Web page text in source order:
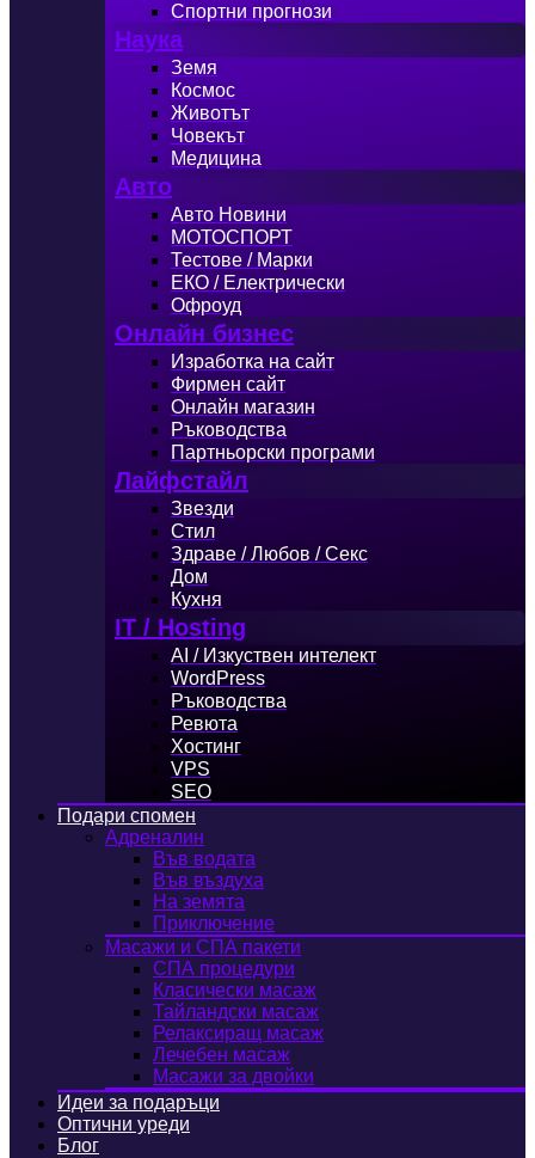
Спортни прогнози
Наука
Земя
Космос
Животът
Човекът
Медицина
Авто
Авто Новини
МОТОСПОРТ
Тестове / Марки
ЕКО / Електрически
Офроуд
Онлайн бизнес
Изработка на сайт
Фирмен сайт
Онлайн магазин
Ръководства
Партньорски програми
Лайфстайл
Звезди
Стил
Здраве / Любов / Секс
Дом
Кухня
IT / Hosting
AI / Изкуствен интелект
WordPress
Ръководства
Ревюта
Хостинг
VPS
SEO
Подари спомен
Адреналин
Във водата
Във въздуха
На земята
Приключение
Масажи и СПА пакети
СПА процедури
Класически масаж
Тайландски масаж
Релаксиращ масаж
Лечебен масаж
Масажи за двойки
Идеи за подаръци
Оптични уреди
Блог